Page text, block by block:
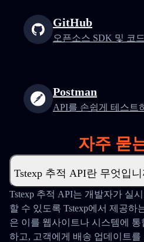
GitHub
오픈소스 SDK 및 코
Postman
API를 손쉽게 테스트
자주 묻
Tstexp 추적 API란 무엇입니
Tstexp 추적 API는 개발자가 실
할 수 있도록 Tstexp에서 제공하
은 이를 웹사이트나 시스템에 통
하고, 고객에게 배송 업데이트를